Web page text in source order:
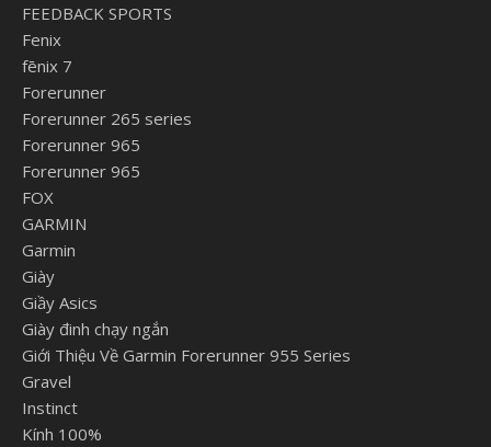
FEEDBACK SPORTS
Fenix
fēnix 7
Forerunner
Forerunner 265 series
Forerunner 965
Forerunner 965
FOX
GARMIN
Garmin
Giày
Giầy Asics
Giày đinh chạy ngắn
Giới Thiệu Về Garmin Forerunner 955 Series
Gravel
Instinct
Kính 100%